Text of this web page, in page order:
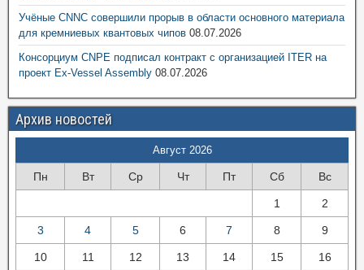
Учёные CNNC совершили прорыв в области основного материала
для кремниевых квантовых чипов 08.07.2026
Консорциум CNPE подписал контракт с организацией ITER на
проект Ex-Vessel Assembly 08.07.2026
Архив новостей
Август 2026
Пн Вт Ср Чт Пт Сб Вс
1 2
3 4 5 6 7 8 9
10 11 12 13 14 15 16